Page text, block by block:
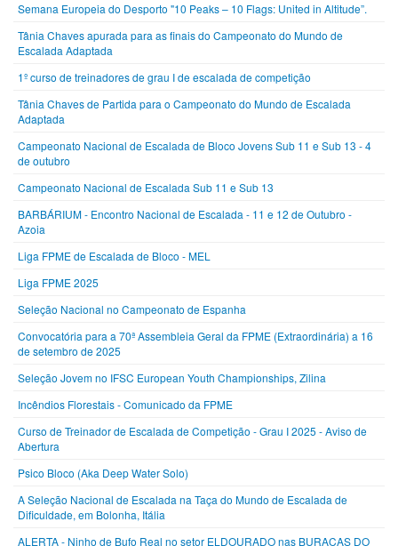
Semana Europeia do Desporto "10 Peaks – 10 Flags: United in Altitude”.
Tânia Chaves apurada para as finais do Campeonato do Mundo de
Escalada Adaptada
1º curso de treinadores de grau I de escalada de competição
Tânia Chaves de Partida para o Campeonato do Mundo de Escalada
Adaptada
Campeonato Nacional de Escalada de Bloco Jovens Sub 11 e Sub 13 - 4
de outubro
Campeonato Nacional de Escalada Sub 11 e Sub 13
BARBÁRIUM - Encontro Nacional de Escalada - 11 e 12 de Outubro -
Azoia
Liga FPME de Escalada de Bloco - MEL
Liga FPME 2025
Seleção Nacional no Campeonato de Espanha
Convocatória para a 70ª Assembleia Geral da FPME (Extraordinária) a 16
de setembro de 2025
Seleção Jovem no IFSC European Youth Championships, Zilina
Incêndios Florestais - Comunicado da FPME
Curso de Treinador de Escalada de Competição - Grau I 2025 - Aviso de
Abertura
Psico Bloco (Aka Deep Water Solo)
A Seleção Nacional de Escalada na Taça do Mundo de Escalada de
Dificuldade, em Bolonha, Itália
ALERTA - Ninho de Bufo Real no setor ELDOURADO nas BURACAS DO